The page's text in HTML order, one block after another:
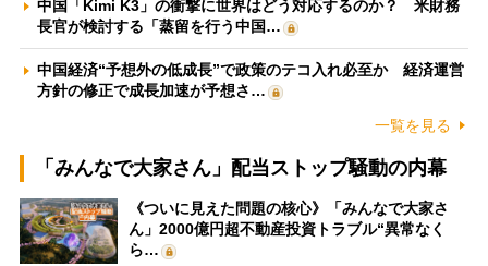
中国「Kimi K3」の衝撃に世界はどう対応するのか？ 米財務
長官が検討する「蒸留を行う中国…
中国経済“予想外の低成長”で政策のテコ入れ必至か 経済運営
方針の修正で成長加速が予想さ…
一覧を見る
「みんなで大家さん」配当ストップ騒動の内幕
《ついに見えた問題の核心》「みんなで大家さ
ん」2000億円超不動産投資トラブル“異常なく
ら…